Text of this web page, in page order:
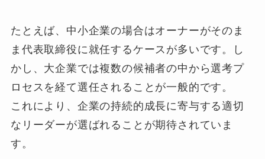
たとえば、中小企業の場合はオーナーがそのま
ま代表取締役に就任するケースが多いです。し
かし、大企業では複数の候補者の中から選考プ
ロセスを経て選任されることが一般的です。
これにより、企業の持続的成長に寄与する適切
なリーダーが選ばれることが期待されていま
す。